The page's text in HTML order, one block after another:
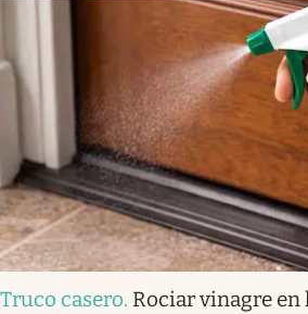
Truco casero. Rociar vinagre en